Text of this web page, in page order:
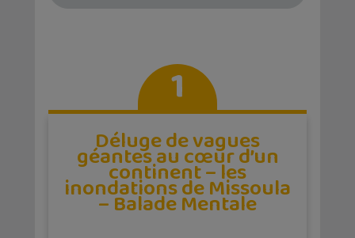
1
Déluge de vagues
géantes au cœur d’un
continent – les
inondations de Missoula
– Balade Mentale